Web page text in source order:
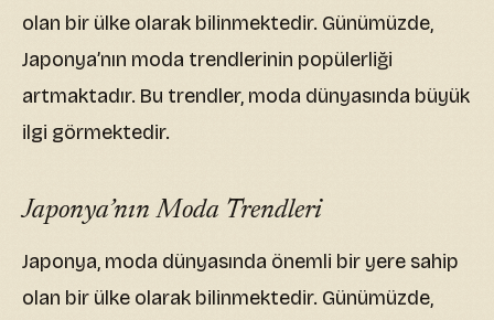
olan bir ülke olarak bilinmektedir. Günümüzde,
Japonya’nın moda trendlerinin popülerliği
artmaktadır. Bu trendler, moda dünyasında büyük
ilgi görmektedir.
Japonya’nın Moda Trendleri
Japonya, moda dünyasında önemli bir yere sahip
olan bir ülke olarak bilinmektedir. Günümüzde,